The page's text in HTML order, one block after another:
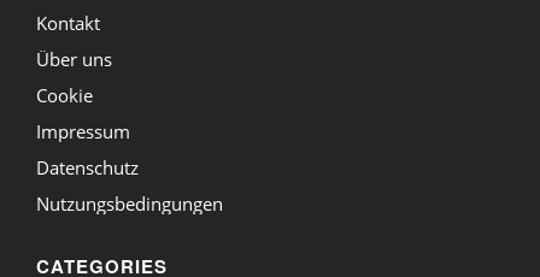
Kontakt
Über uns
Cookie
Impressum
Datenschutz
Nutzungsbedingungen
CATEGORIES